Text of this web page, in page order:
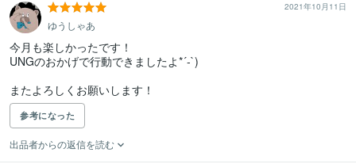
2021年10月11日
ゆうしゃあ
今月も楽しかったです！
UNGのおかげで行動できましたよ*´-`)
またよろしくお願いします！
参考になった
出品者からの返信を読む